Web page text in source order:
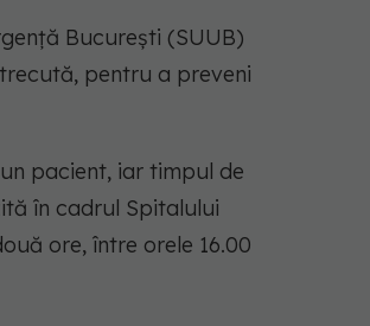
București (SUUB)
pentru a preveni
pacient, iar timpul de
în cadrul Spitalului
ore, între orele 16.00